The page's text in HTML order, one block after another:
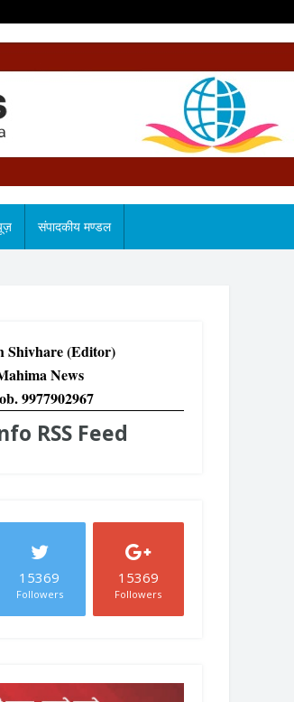
संपादकीय मण्डल
Shivhare (Editor)
News
9977902967
RSS Feed
15369
Followers
15369
Followers